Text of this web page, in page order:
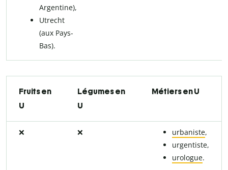
Argentine),
Utrecht
(aux Pays-
Bas).
Fruits en
U
Légumes en
U
Métiers en U
❌ ❌ urbaniste,
urgentiste,
urologue.